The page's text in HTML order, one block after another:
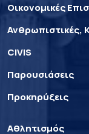
Οικονομικές
Ανθρωπιστικές,
CIVIS
Παρουσιάσεις
Προκηρύξεις
Αθλητισμός